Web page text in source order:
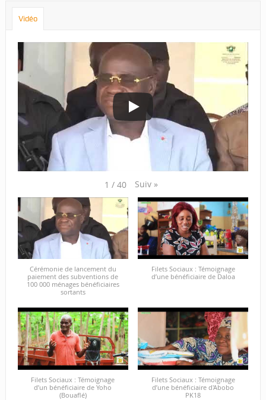
Vidéo
1 / 40 Suiv »
Cérémonie de lancement du
paiement des subventions de
100 000 ménages bénéficiaires
sortants
Filets Sociaux : Témoignage
d’une bénéficiaire de Daloa
Filets Sociaux : Témoignage
d’un bénéficiaire de Yoho
(Bouaflé)
Filets Sociaux : Témoignage
d’une bénéficiaire d'Abobo
PK18